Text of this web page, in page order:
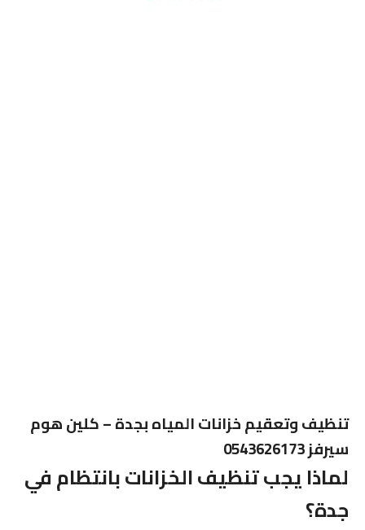
تنظيف وتعقيم خزانات المياه بجدة – كلين هوم
سيرفز 0543626173
لماذا يجب تنظيف الخزانات بانتظام في
جدة؟